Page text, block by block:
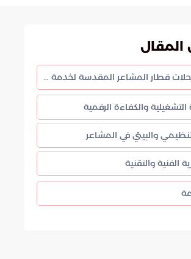
المقال
انطلاق رحلات قطار المشاعر المقدسة لخدمة ضيوف الرحمن في موسم حج 1447هـ
التشغيلية والكفاءة الرقمية
والبيئي في المشاعر
الفنية والتقنية